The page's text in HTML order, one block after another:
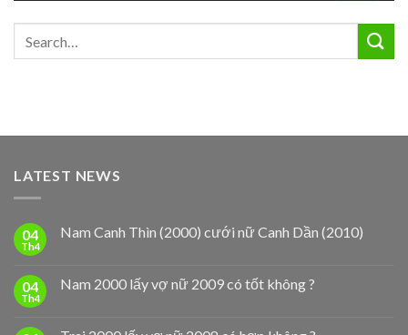
LATEST NEWS
04
Th4
Nam Canh Thìn (2000) cưới nữ Canh Dần (2010)
04
Th4
Nam 2000 lấy vợ nữ 2009 có tốt không ?